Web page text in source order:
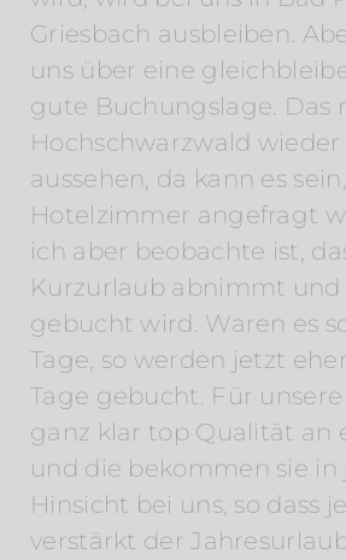
Griesbach ausbleiben.
uns über eine
gute Buchungslage. Das
Hochschwarzwald wieder
aussehen, da kann es
Hotelzimmer angefragt
ich aber beobachte ist,
Kurzurlaub abnimmt und
gebucht wird. Waren es
Tage, so werden jetzt
Tage gebucht. Für
ganz klar top Qualität an
und die bekommen sie in
Hinsicht bei uns, so dass
verstärkt der